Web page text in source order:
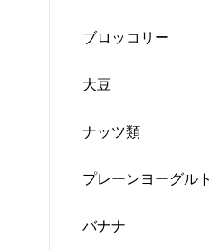
ブロッコリー
大豆
ナッツ類
プレーンヨーグルト
バナナ